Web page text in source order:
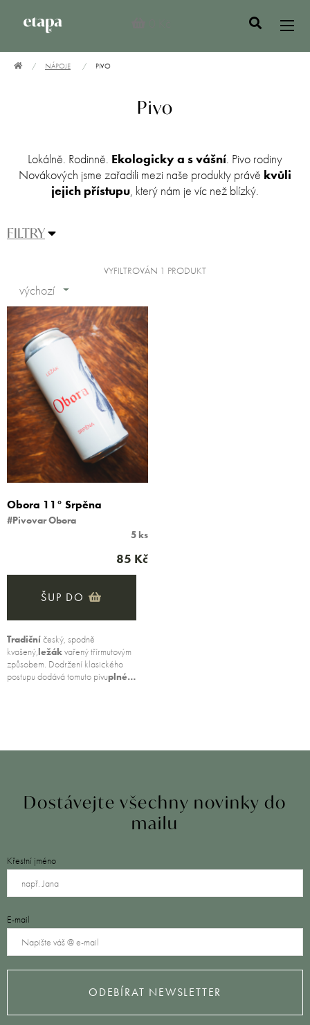
NÁPOJE PIVO
Pivo
Lokálně. Rodinně. Ekologicky a s vášní. Pivo rodiny
Novákových jsme zařadili mezi naše produkty právě kvůli
jejich přístupu, který nám je víc než blízký.
FILTRY
VYFILTROVÁN 1 PRODUKT
výchozí
Obora 11° Srpěna
#Pivovar Obora
5 ks
85 Kč
ŠUP DO
Tradičníčeský, spodně
kvašený,ležákvařený třírmutovým
způsobem. Dodržení klasického
postupu dodává tomuto pivuplné…
Dostávejte všechny novinky do
mailu
Křestní jméno
E-mail
ODEBÍRAT NEWSLETTER